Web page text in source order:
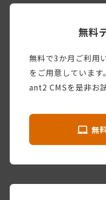
無料
無料で3か月ご利用
をご用意しています。
ant2 CMSを是非お
無